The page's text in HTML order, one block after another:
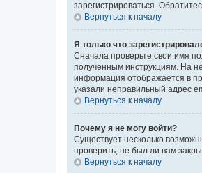
зарегистрироваться.
Вернуться к началу
Я только что
Сначала проверьте свои имя
полученным инструкциям. На
информация отображается в
указали неправильный адрес
Вернуться к началу
Почему я не могу войти?
Существует несколько
проверить, не был ли вам
Вернуться к началу